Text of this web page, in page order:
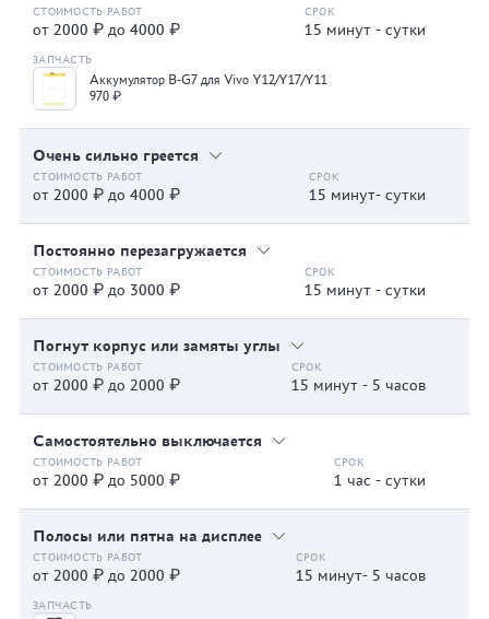
от 2000 ₽ до 4000 ₽ 15 минут - сутки
Аккумулятор B-G7 для Vivo Y12/Y17/Y11
970 ₽
Очень сильно греется
от 2000 ₽ до 4000 ₽ 15 минут- сутки
Постоянно перезагружается
от 2000 ₽ до 3000 ₽ 15 минут - сутки
Погнут корпус или замяты углы
от 2000 ₽ до 2000 ₽ 15 минут - 5 часов
Самостоятельно выключается
от 2000 ₽ до 5000 ₽ 1 час - сутки
Полосы или пятна на дисплее
от 2000 ₽ до 2000 ₽ 15 минут- 5 часов